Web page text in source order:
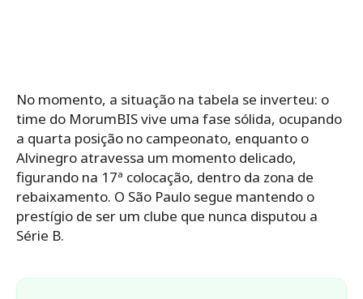
No momento, a situação na tabela se inverteu: o
time do MorumBIS vive uma fase sólida, ocupando
a quarta posição no campeonato, enquanto o
Alvinegro atravessa um momento delicado,
figurando na 17ª colocação, dentro da zona de
rebaixamento. O São Paulo segue mantendo o
prestígio de ser um clube que nunca disputou a
Série B.